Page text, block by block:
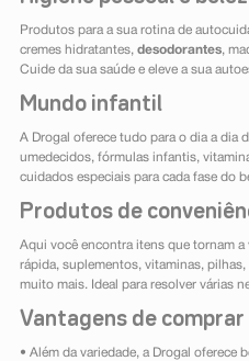
Produtos para a sua rotina de
cremes hidratantes, desodorantes,
Cuide da sua saúde e eleve a sua
Mundo infantil
A Drogal oferece tudo para o dia a dia
umedecidos, fórmulas infantis,
cuidados especiais para cada fase do
Produtos de
Aqui você encontra itens que tornam
rápida, suplementos, vitaminas,
muito mais. Ideal para resolver várias
Vantagens de comprar
• Além da variedade, a Drogal oferece